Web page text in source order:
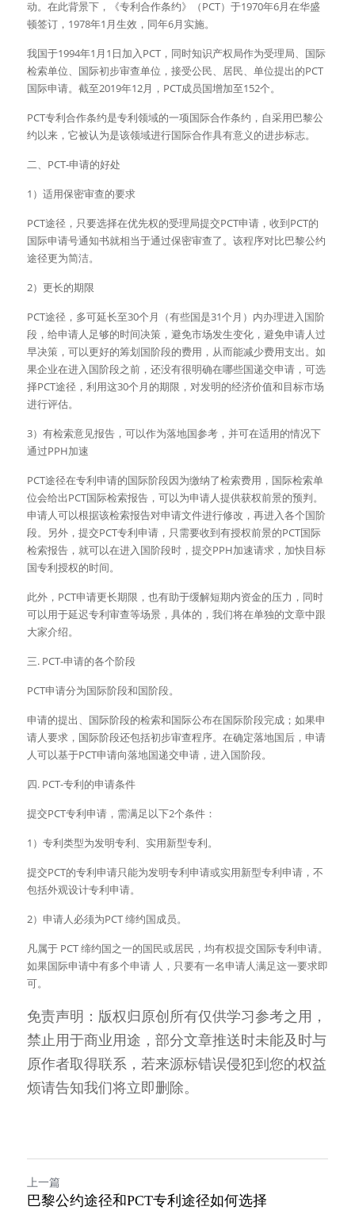
动。在此背景下，《专利合作条约》（PCT）于1970年6月在华盛
顿签订，1978年1月生效，同年6月实施。
我国于1994年1月1日加入PCT，同时知识产权局作为受理局、国际
检索单位、国际初步审查单位，接受公民、居民、单位提出的PCT
国际申请。截至2019年12月，PCT成员国增加至152个。
PCT专利合作条约是专利领域的一项国际合作条约，自采用巴黎公
约以来，它被认为是该领域进行国际合作具有意义的进步标志。
二、PCT-申请的好处
1）适用保密审查的要求
PCT途径，只要选择在优先权的受理局提交PCT申请，收到PCT的
国际申请号通知书就相当于通过保密审查了。该程序对比巴黎公约
途径更为简洁。
2）更长的期限
PCT途径，多可延长至30个月（有些国是31个月）内办理进入国阶
段，给申请人足够的时间决策，避免市场发生变化，避免申请人过
早决策，可以更好的筹划国阶段的费用，从而能减少费用支出。如
果企业在进入国阶段之前，还没有很明确在哪些国递交申请，可选
择PCT途径，利用这30个月的期限，对发明的经济价值和目标市场
进行评估。
3）有检索意见报告，可以作为落地国参考，并可在适用的情况下
通过PPH加速
PCT途径在专利申请的国际阶段因为缴纳了检索费用，国际检索单
位会给出PCT国际检索报告，可以为申请人提供获权前景的预判。
申请人可以根据该检索报告对申请文件进行修改，再进入各个国阶
段。另外，提交PCT专利申请，只需要收到有授权前景的PCT国际
检索报告，就可以在进入国阶段时，提交PPH加速请求，加快目标
国专利授权的时间。
此外，PCT申请更长期限，也有助于缓解短期内资金的压力，同时
可以用于延迟专利审查等场景，具体的，我们将在单独的文章中跟
大家介绍。
三. PCT-申请的各个阶段
PCT申请分为国际阶段和国阶段。
申请的提出、国际阶段的检索和国际公布在国际阶段完成；如果申
请人要求，国际阶段还包括初步审查程序。在确定落地国后，申请
人可以基于PCT申请向落地国递交申请，进入国阶段。
四. PCT-专利的申请条件
提交PCT专利申请，需满足以下2个条件：
1）专利类型为发明专利、实用新型专利。
提交PCT的专利申请只能为发明专利申请或实用新型专利申请，不
包括外观设计专利申请。
2）申请人必须为PCT 缔约国成员。
凡属于 PCT 缔约国之一的国民或居民，均有权提交国际专利申请。
如果国际申请中有多个申请 人，只要有一名申请人满足这一要求即
可。
免责声明：版权归原创所有仅供学习参考之用，
禁止用于商业用途，部分文章推送时未能及时与
原作者取得联系，若来源标错误侵犯到您的权益
烦请告知我们将立即删除。
上一篇
巴黎公约途径和PCT专利途径如何选择